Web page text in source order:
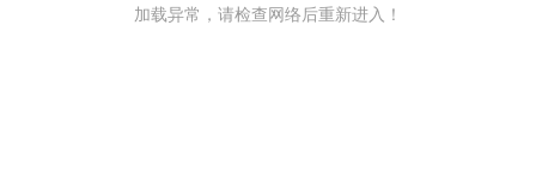
加载异常，请检查网络后重新进入！